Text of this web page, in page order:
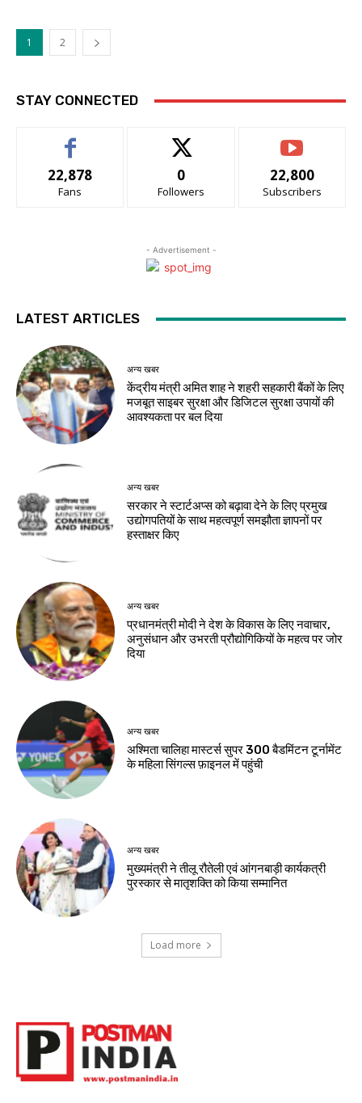
1 2
STAY CONNECTED
22,878
Fans
0
Followers
22,800
Subscribers
- Advertisement -
LATEST ARTICLES
अन्य खबर
केंद्रीय मंत्री अमित शाह ने शहरी सहकारी बैंकों के लिए
मजबूत साइबर सुरक्षा और डिजिटल सुरक्षा उपायों की
आवश्यकता पर बल दिया
अन्य खबर
सरकार ने स्टार्टअप्‍स को बढ़ावा देने के लिए प्रमुख
उद्योगपतियों के साथ महत्‍वपूर्ण समझौता ज्ञापनों पर
हस्‍ताक्षर किए
अन्य खबर
प्रधानमंत्री मोदी ने देश के विकास के लिए नवाचार,
अनुसंधान और उभरती प्रौद्योगिकियों के महत्व पर जोर
दिया
अन्य खबर
अश्मिता चालिहा मास्टर्स सुपर 300 बैडमिंटन टूर्नामेंट
के महिला सिंगल्स फ़ाइनल में पहुंची
अन्य खबर
मुख्यमंत्री ने तीलू रौतेली एवं आंगनबाड़ी कार्यकत्री
पुरस्कार से मातृशक्ति को किया सम्मानित
Load more